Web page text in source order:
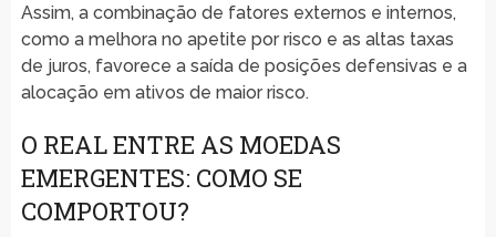
Assim, a combinação de fatores externos e internos,
como a melhora no apetite por risco e as altas taxas
de juros, favorece a saída de posições defensivas e a
alocação em ativos de maior risco.
O REAL ENTRE AS MOEDAS
EMERGENTES: COMO SE
COMPORTOU?